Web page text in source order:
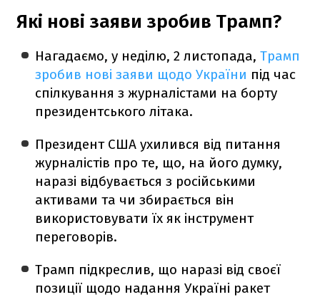
Які нові заяви зробив Трамп?
Нагадаємо, у неділю, 2 листопада,Трамп
зробив нові заяви щодо України під час
спілкування з журналістами на борту
президентського літака.
Президент США ухилився від питання
журналістів про те, що, на його думку,
наразі відбувається з російськими
активами та чи збирається він
використовувати їх як інструмент
переговорів.
Трамп підкреслив, що наразі від своєї
позиції щодо надання Україні ракет